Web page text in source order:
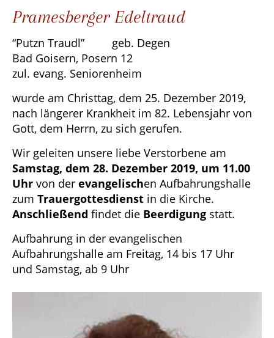
Pramesberger Edeltraud
“Putzn Traudl” geb. Degen
Bad Goisern, Posern 12
zul. evang. Seniorenheim
wurde am Christtag, dem 25. Dezember 2019,
nach längerer Krankheit im 82. Lebensjahr von
Gott, dem Herrn, zu sich gerufen.
Wir geleiten unsere liebe Verstorbene am
Samstag, dem 28. Dezember 2019, um 11.00
Uhr von der evangelischen Aufbahrungshalle
zum Trauergottesdienst in die Kirche.
Anschließend findet die Beerdigung statt.
Aufbahrung in der evangelischen
Aufbahrungshalle am Freitag, 14 bis 17 Uhr
und Samstag, ab 9 Uhr